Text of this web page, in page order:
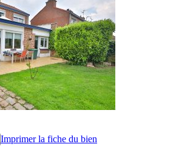
Imprimer la fiche du bien